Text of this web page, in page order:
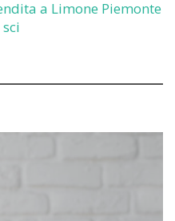
a Limone Piemonte